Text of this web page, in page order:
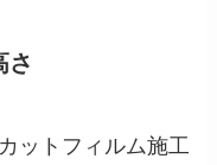
さ
ットフィルム施工